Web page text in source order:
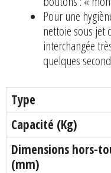
Pour une
nettoie sous jet
interchangée
quelques
Type
Capacité (Kg)
Dimensions hors-
(mm)